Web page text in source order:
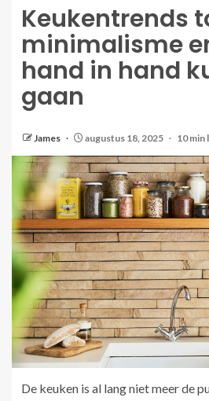
Keukentrends
minimalisme
hand in hand
gaan
James augustus 18, 2025 10 min
De keuken is al lang niet meer de